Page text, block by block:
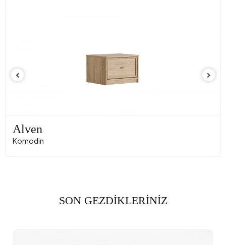
Alven
Komodin
SON GEZDİKLERİNİZ